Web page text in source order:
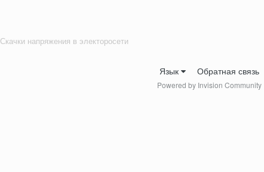
Скачки напряжения в электоросети
Язык Обратная связь
Powered by Invision Community